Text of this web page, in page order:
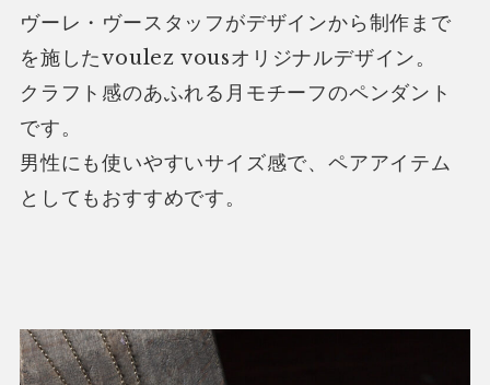
ヴーレ・ヴースタッフがデザインから制作まで
を施したvoulez vousオリジナルデザイン。
クラフト感のあふれる月モチーフのペンダント
です。
男性にも使いやすいサイズ感で、ペアアイテム
としてもおすすめです。